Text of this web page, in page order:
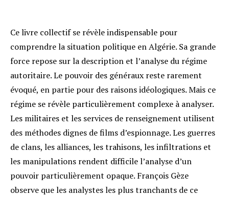
Ce livre collectif se révèle indispensable pour
comprendre la situation politique en Algérie. Sa grande
force repose sur la description et l’analyse du régime
autoritaire. Le pouvoir des généraux reste rarement
évoqué, en partie pour des raisons idéologiques. Mais ce
régime se révèle particulièrement complexe à analyser.
Les militaires et les services de renseignement utilisent
des méthodes dignes de films d’espionnage. Les guerres
de clans, les alliances, les trahisons, les infiltrations et
les manipulations rendent difficile l’analyse d’un
pouvoir particulièrement opaque. François Gèze
observe que les analystes les plus tranchants de ce